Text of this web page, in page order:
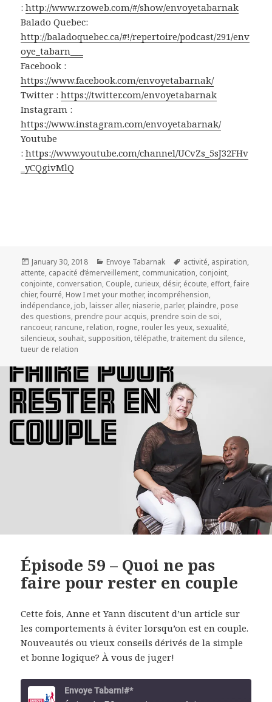
:http://www.rzoweb.com/#/show/envoyetabarnak
Balado Quebec:
http://baladoquebec.ca/#!/repertoire/podcast/291/env
oye_tabarn___
Facebook :
https://www.facebook.com/envoyetabarnak/
Twitter :https://twitter.com/envoyetabarnak
Instagram :
https://www.instagram.com/envoyetabarnak/
Youtube
:https://www.youtube.com/channel/UCvZs_5sJ32FHv
_yCQgivMlQ
Posted
on
January 30, 2018 Categories
Envoye Tabarnak Tags
activité, aspiration,
attente, capacité d’émerveillement, communication, conjoint,
conjointe, conversation, Couple, curieux, désir, écoute, effort,faire
chier,fourré, How I met your mother, incompréhension,
indépendance, job, laisser aller, niaserie, parler, plaindre, pose
des questions, prendre pour acquis, prendre soin de soi,
rancoeur, rancune, relation, rogne, rouler les yeux, sexualité,
silencieux, souhait, supposition,télépathe,traitement du silence,
tueur de relation
Épisode 59 – Quoi ne pas
faire pour rester en couple
Cette fois, Anne et Yann discutent d’un article sur
les comportements à éviter lorsqu’on est en couple.
Nouveautés ou vieux conseils dérivés de la simple
et bonne logique? À vous de juger!
Envoye Tabarn!#*